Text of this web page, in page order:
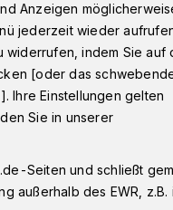
ein
die
uns
Anzeigen
jederzeit wieder
widerrufen, indem Sie auf
[oder das
Ihre Einstellungen gelten
Sie in unserer
Seiten und schließt
außerhalb des EWR, z.B.